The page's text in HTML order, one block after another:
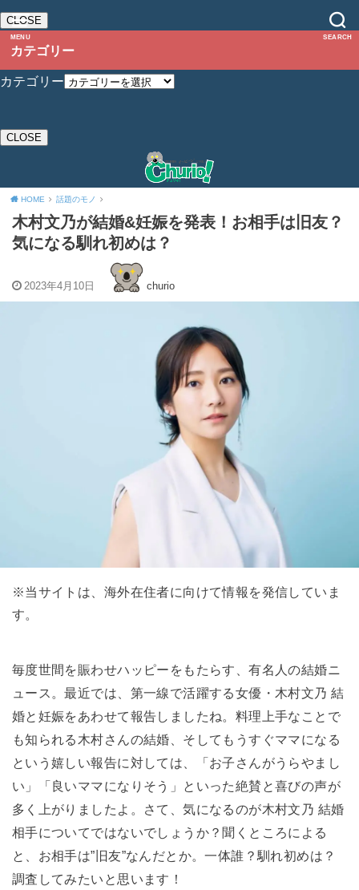
MENU
CLOSE
カテゴリー
カテゴリー
CLOSE
SEARCH
HOME 話題のモノ
木村文乃が結婚&妊娠を発表！お相手は旧友？
気になる馴れ初めは？
2023年4月10日 churio
※当サイトは、海外在住者に向けて情報を発信していま
す。
毎度世間を賑わせハッピーをもたらす、有名人の結婚ニ
ュース。最近では、第一線で活躍する女優・木村文乃 結
婚と妊娠をあわせて報告しましたね。料理上手なことで
も知られる木村さんの結婚、そしてもうすぐママになる
という嬉しい報告に対しては、「お子さんがうらやまし
い」「良いママになりそう」といった絶賛と喜びの声が
多く上がりましたよ。さて、気になるのが木村文乃 結婚
相手についてではないでしょうか？聞くところによる
と、お相手は”旧友”なんだとか。一体誰？馴れ初めは？
調査してみたいと思います！